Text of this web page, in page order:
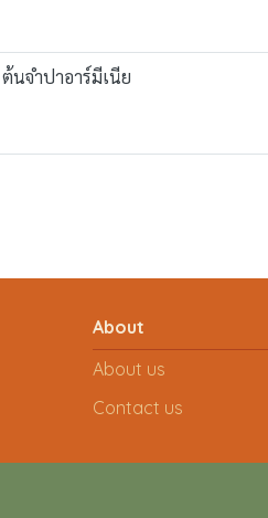
นจำปาอาร์มีเนีย
About
About us
Contact us